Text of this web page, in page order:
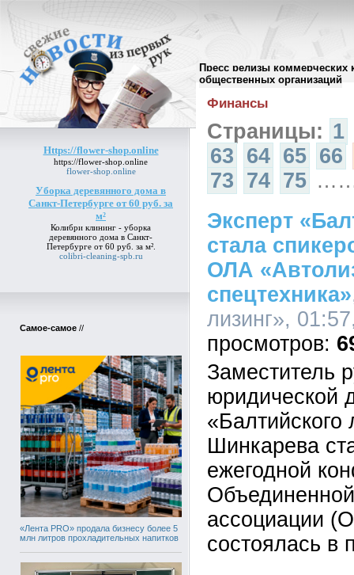
Пресс релизы коммерческих
общественных организаций
Https://flower-shop.online
https://flower-shop.online
flower-shop.online
Уборка деревянного дома в
Санкт-Петербурге от 60 руб. за
м²
Колибри клининг - уборка
деревянного дома в Санкт-
Петербурге от 60 руб. за м².
colibri-cleaning-spb.ru
Самое-самое //
«Лента PRO» продала бизнесу более 5
млн литров прохладительных напитков
Архив пресс-релизов//
Финансы
Страницы: 1
63 64 65 66
73 74 75
Эксперт
стала
ОЛА
спецтехника»
лизинг»,
Заместитель
юридической
«Балтийского
Шинкарева
ежегодной
ассоциации
состоялась в